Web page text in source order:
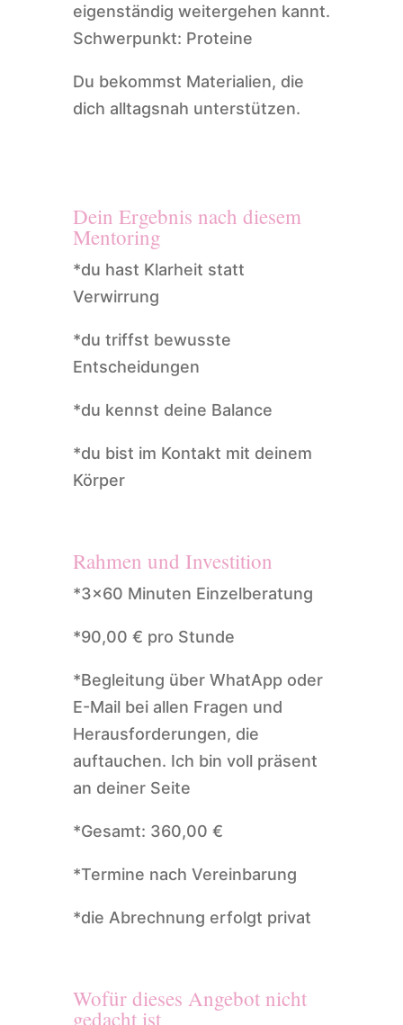
eigenständig weitergehen kannt.
Schwerpunkt: Proteine
Du bekommst Materialien, die
dich alltagsnah unterstützen.
Dein Ergebnis nach diesem
Mentoring
*du hast Klarheit statt
Verwirrung
*du triffst bewusste
Entscheidungen
*du kennst deine Balance
*du bist im Kontakt mit deinem
Körper
Rahmen und Investition
*3×60 Minuten Einzelberatung
*90,00 € pro Stunde
*Begleitung über WhatApp oder
E-Mail bei allen Fragen und
Herausforderungen, die
auftauchen. Ich bin voll präsent
an deiner Seite
*Gesamt: 360,00 €
*Termine nach Vereinbarung
*die Abrechnung erfolgt privat
Wofür dieses Angebot nicht
gedacht ist